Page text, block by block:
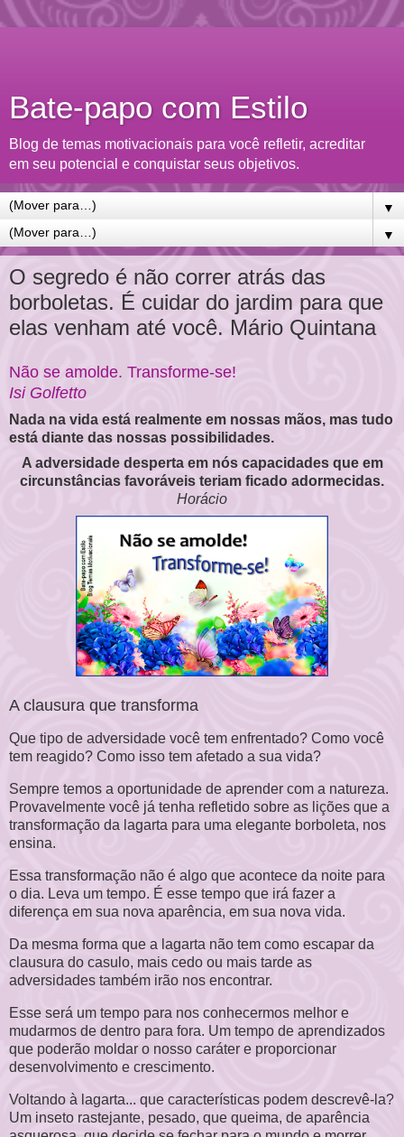
Bate-papo com Estilo
Blog de temas motivacionais para você refletir, acreditar
em seu potencial e conquistar seus objetivos.
▼
▼
O segredo é não correr atrás das
borboletas. É cuidar do jardim para que
elas venham até você. Mário Quintana
Não se amolde. Transforme-se!
Isi Golfetto
Nada na vida está realmente em nossas mãos, mas tudo
está diante das nossas possibilidades.
A adversidade desperta em nós capacidades que em
circunstâncias favoráveis teriam ficado adormecidas.
Horácio
A clausura que transforma
Que tipo de adversidade você tem enfrentado? Como você
tem reagido? Como isso tem afetado a sua vida?
Sempre temos a oportunidade de aprender com a natureza.
Provavelmente você já tenha refletido sobre as lições que a
transformação da lagarta para uma elegante borboleta, nos
ensina.
Essa transformação não é algo que acontece da noite para
o dia. Leva um tempo. É esse tempo que irá fazer a
diferença em sua nova aparência, em sua nova vida.
Da mesma forma que a lagarta não tem como escapar da
clausura do casulo, mais cedo ou mais tarde as
adversidades também irão nos encontrar.
Esse será um tempo para nos conhecermos melhor e
mudarmos de dentro para fora. Um tempo de aprendizados
que poderão moldar o nosso caráter e proporcionar
desenvolvimento e crescimento.
Voltando à lagarta... que características podem descrevê-la?
Um inseto rastejante, pesado, que queima, de aparência